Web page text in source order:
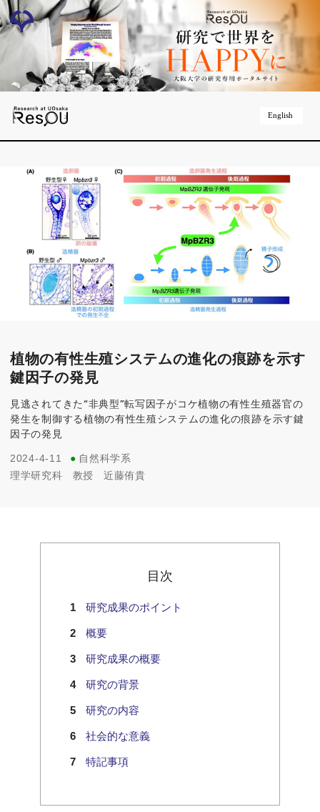
English
植物の有性生殖システムの進化の痕跡を示す
鍵因子の発見
見逃されてきた“非典型”転写因子がコケ植物の有性生殖器官の
発生を制御する植物の有性生殖システムの進化の痕跡を示す鍵
因子の発見
2024-4-11 ● 自然科学系
理学研究科
教授 近藤侑貴
目次
研究成果のポイント
概要
研究成果の概要
研究の背景
研究の内容
社会的な意義
特記事項